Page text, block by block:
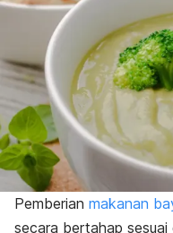
Pemberian makanan
secara bertahap